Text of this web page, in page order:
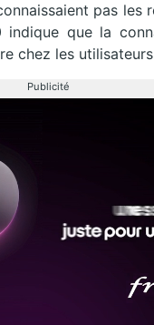
pas les
que la
chez les
Publicité